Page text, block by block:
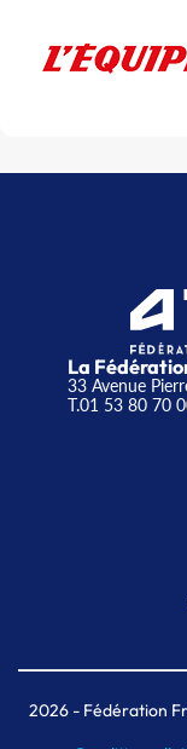
La
33 Avenue
T.01 53 80 70
2026- Fédération